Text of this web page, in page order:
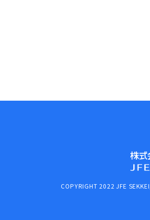
COPYRIGHT 2022 JFE